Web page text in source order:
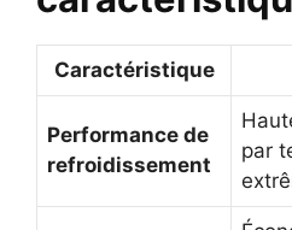
Caractéristique
Performance de
refroidissement
par